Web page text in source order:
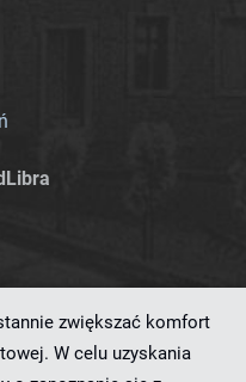
zwiększać komfort
W celu uzyskania